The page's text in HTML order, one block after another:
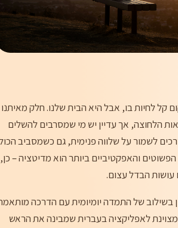
קל לחיות בו, אבל היא הבית שלנו. חלק מאיתנו
הלחוצה, אך עדיין יש מי שמסרבים להשלים
לשמור על שלווה פנימית, גם כשמסביב
והאפקטיביים ביותר הוא מדיטציה – כן,
בשילוב של התמדה יומיומית עם הדרכה
לאפליקציה בעברית שמבינה את הראש